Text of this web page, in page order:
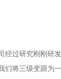
经过研究刚刚研
们将三级变跟为